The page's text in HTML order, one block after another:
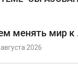
менять мир
2026